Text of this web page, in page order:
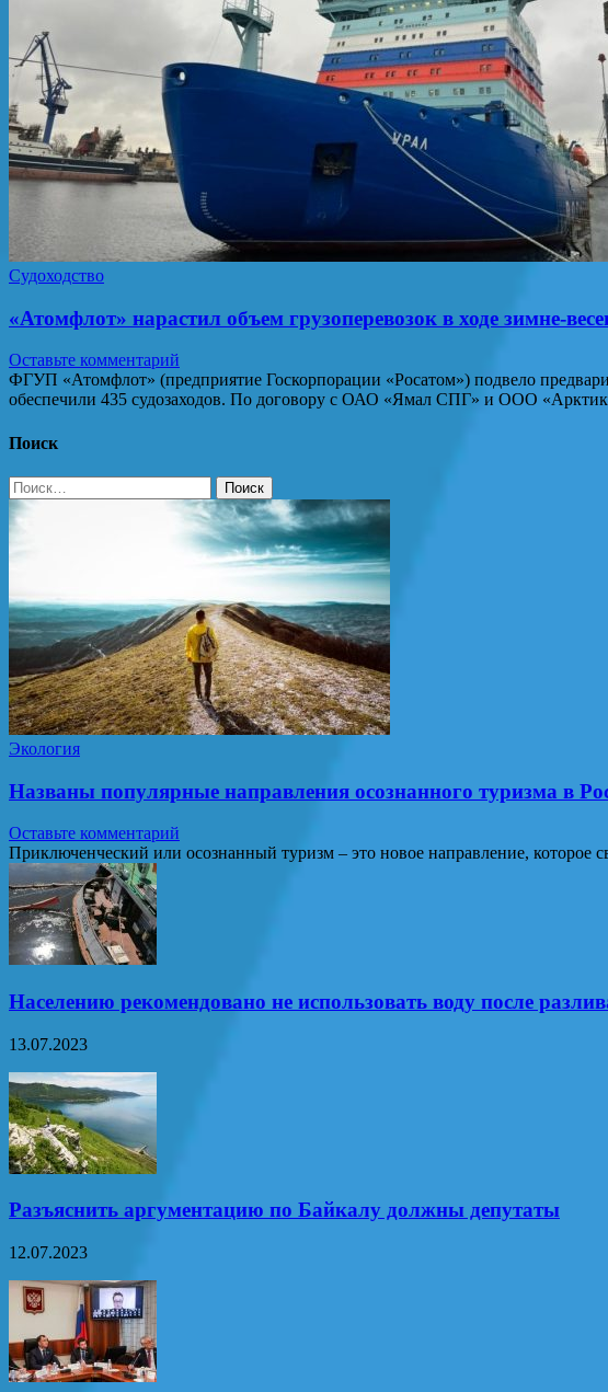
Судоходство
«Атомфлот» нарастил объем грузоперевозок в ходе зимне-
Оставьте комментарий
ФГУП «Атомфлот» (предприятие Госкорпорации «Росатом») подвело
обеспечили 435 судозаходов. По договору с ОАО «Ямал СПГ» и ООО
Поиск
Найти:
Экология
Названы популярные направления осознанного туризма в
Оставьте комментарий
Приключенческий или осознанный туризм – это новое направление,
Населению рекомендовано не использовать воду после
13.07.2023
Разъяснить аргументацию по Байкалу должны депутаты
12.07.2023